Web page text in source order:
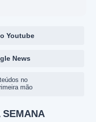
Youtube
News
no
mão